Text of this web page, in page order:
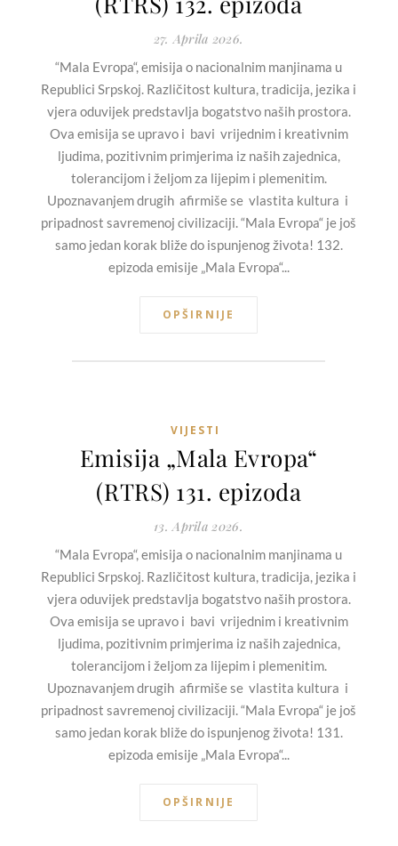
27. Aprila 2026.
“Mala Evropa“, emisija o nacionalnim manjinama u
Republici Srpskoj. Različitost kultura, tradicija, jezika i
vjera oduvijek predstavlja bogatstvo naših prostora.
Ova emisija se upravo i bavi vrijednim i kreativnim
ljudima, pozitivnim primjerima iz naših zajednica,
tolerancijom i željom za lijepim i plemenitim.
Upoznavanjem drugih afirmiše se vlastita kultura i
pripadnost savremenoj civilizaciji. “Mala Evropa“ je još
samo jedan korak bliže do ispunjenog života! 132.
epizoda emisije „Mala Evropa“...
OPŠIRNIJE
VIJESTI
Emisija „Mala Evropa“
(RTRS) 131. epizoda
13. Aprila 2026.
“Mala Evropa“, emisija o nacionalnim manjinama u
Republici Srpskoj. Različitost kultura, tradicija, jezika i
vjera oduvijek predstavlja bogatstvo naših prostora.
Ova emisija se upravo i bavi vrijednim i kreativnim
ljudima, pozitivnim primjerima iz naših zajednica,
tolerancijom i željom za lijepim i plemenitim.
Upoznavanjem drugih afirmiše se vlastita kultura i
pripadnost savremenoj civilizaciji. “Mala Evropa“ je još
samo jedan korak bliže do ispunjenog života! 131.
epizoda emisije „Mala Evropa“...
OPŠIRNIJE